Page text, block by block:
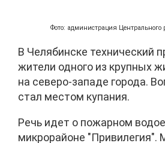
Фото: администрация Центрального
В Челябинске технический
жители одного из крупных
на северо-западе города.
стал местом купания.
Речь идет о пожарном
микрорайоне